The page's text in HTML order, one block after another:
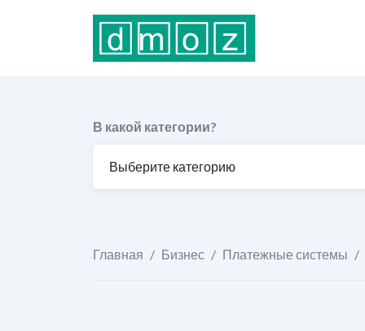
В какой категории?
Главная / Бизнес / Платежные системы /